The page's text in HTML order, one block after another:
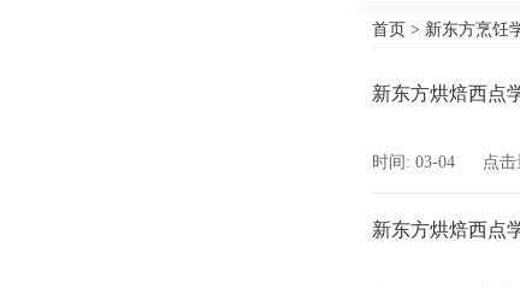
首页 > 新东方烹饪
新东方烘焙西点
时间: 03-04 点
新东方烘焙西点